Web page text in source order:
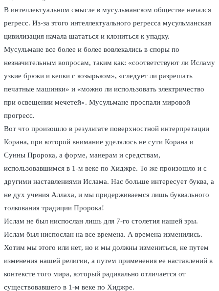
В интеллектуальном смысле в мусульманском обществе начался
регресс. Из-за этого интеллектуального регресса мусульманская
цивилизация начала шататься и клониться к упадку.
Мусульмане все более и более вовлекались в споры по
незначительным вопросам, таким как: «соответствуют ли Исламу
узкие брюки и кепки с козырьком», «следует ли разрешать
печатные машинки» и «можно ли использовать электричество
при освещении мечетей». Мусульмане проспали мировой
прогресс.
Вот что произошло в результате поверхностной интерпретации
Корана, при которой внимание уделялось не сути Корана и
Сунны Пророка, а форме, манерам и средствам,
использовавшимся в 1-м веке по Хиджре. То же произошло и с
другими наставлениями Ислама. Нас больше интересует буква, а
не дух учения Аллаха, и мы придерживаемся лишь буквального
толкования традиции Пророка!
Ислам не был ниспослан лишь для 7-го столетия нашей эры.
Ислам был ниспослан на все времена. А времена изменились.
Хотим мы этого или нет, но и мы должны измениться, не путем
изменения нашей религии, а путем применения ее наставлений в
контексте того мира, который радикально отличается от
существовавшего в 1-м веке по Хиджре.